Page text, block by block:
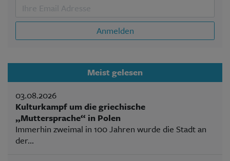
Anmelden
Meist gelesen
03.08.2026
Kulturkampf um die griechische
„Muttersprache“ in Polen
Immerhin zweimal in 100 Jahren wurde die Stadt an
der...